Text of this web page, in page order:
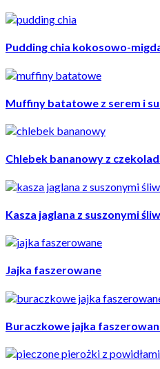
Pudding chia kokosowo-
Muffiny batatowe z serem i
Chlebek bananowy z
Kasza jaglana z suszonymi
Jajka faszerowane
Buraczkowe jajka